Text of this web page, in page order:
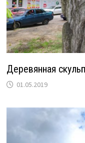
Деревянная
01.05.2019